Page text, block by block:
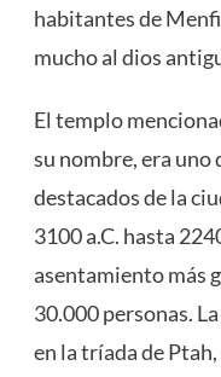
habitantes de
mucho al dios
El templo
su nombre, era uno
destacados de la
3100 a.C. hasta
asentamiento más
30.000 personas.
en la tríada de